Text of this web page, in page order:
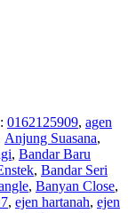
0162125909, agen
Anjung Suasana,
, Bandar Baru
, Bandar Seri
, Banyan Close,
, ejen hartanah, ejen